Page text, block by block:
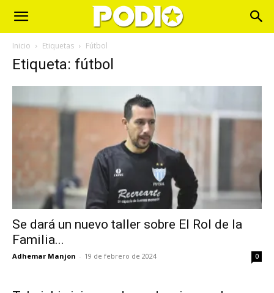
Inicio Etiquetas Fútbol
Etiqueta: fútbol
Se dará un nuevo taller sobre El Rol de la
Familia...
Adhemar Manjon - 19 de febrero de 2024 0